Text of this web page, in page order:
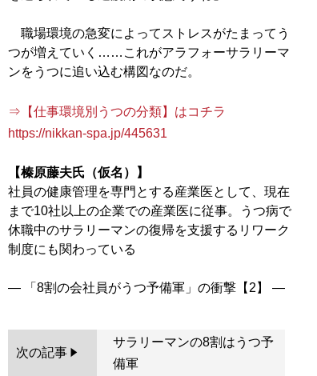
職場環境の急変によってストレスがたまってう
つが増えていく……これがアラフォーサラリーマ
ンをうつに追い込む構図なのだ。
⇒【仕事環境別うつの分類】はコチラ
https://nikkan-spa.jp/445631
【榛原藤夫氏（仮名）】
社員の健康管理を専門とする産業医として、現在
まで10社以上の企業での産業医に従事。うつ病で
休職中のサラリーマンの復帰を支援するリワーク
制度にも関わっている
次の記事
サラリーマンの8割はうつ予
備軍